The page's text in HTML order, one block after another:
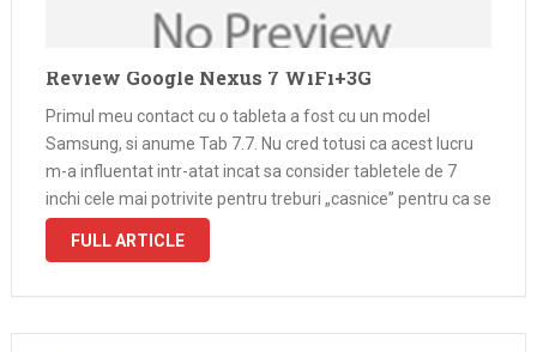
Review Google Nexus 7 WiFi+3G
Primul meu contact cu o tableta a fost cu un model
Samsung, si anume Tab 7.7. Nu cred totusi ca acest lucru
m-a influentat intr-atat incat sa consider tabletele de 7
inchi cele mai potrivite pentru treburi „casnice” pentru ca se
pot tine lejer cu o …
FULL ARTICLE